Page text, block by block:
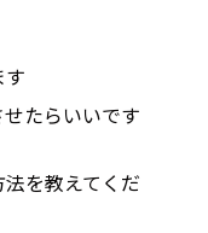
たらいいです
を教えてくだ